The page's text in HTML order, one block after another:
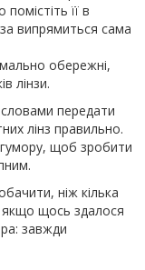
її в
випрямиться сама
обережні,
лінзи.
передати
лінз правильно.
щоб зробити
ніж кілька
якщо щось здалося
завжди